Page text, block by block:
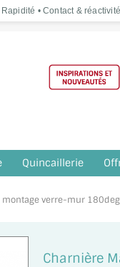
• Contact & réactivité
Quincaillerie
verre-mur 180deg
Charnière